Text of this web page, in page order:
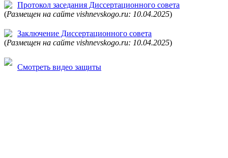
Протокол заседания Диссертационного совета
(Размещен на сайте vishnevskogo.ru: 10.04.2025)
Заключение Диссертационного совета
(Размещен на сайте vishnevskogo.ru: 10.04.2025)
Смотреть видео защиты